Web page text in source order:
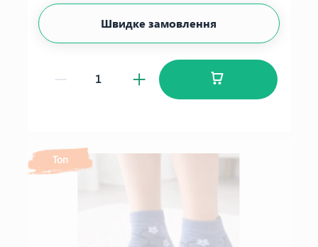
Швидке замовлення
Топ